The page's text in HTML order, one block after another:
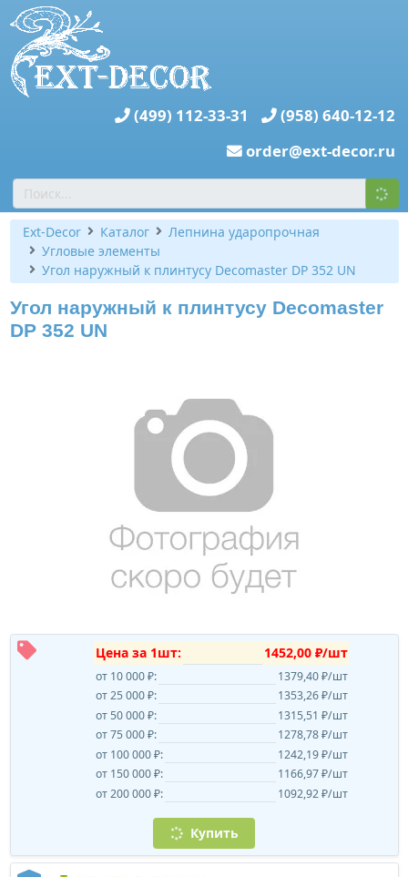
(499) 112-33-31
(958) 640-12-12
order@ext-decor.ru
Ext-Decor Каталог
Лепнина ударопрочная
Угловые элементы
Угол наружный к плинтусу Decomaster DP 352 UN
Угол наружный к плинтусу Decomaster
DP 352 UN
Цена за 1шт: 1452,00 ₽/шт
от 10 000 ₽:
1379,40 ₽/шт
от 25 000 ₽:
1353,26 ₽/шт
от 50 000 ₽:
1315,51 ₽/шт
от 75 000 ₽:
1278,78 ₽/шт
от 100 000 ₽:
1242,19 ₽/шт
от 150 000 ₽:
1166,97 ₽/шт
от 200 000 ₽:
1092,92 ₽/шт
Купить